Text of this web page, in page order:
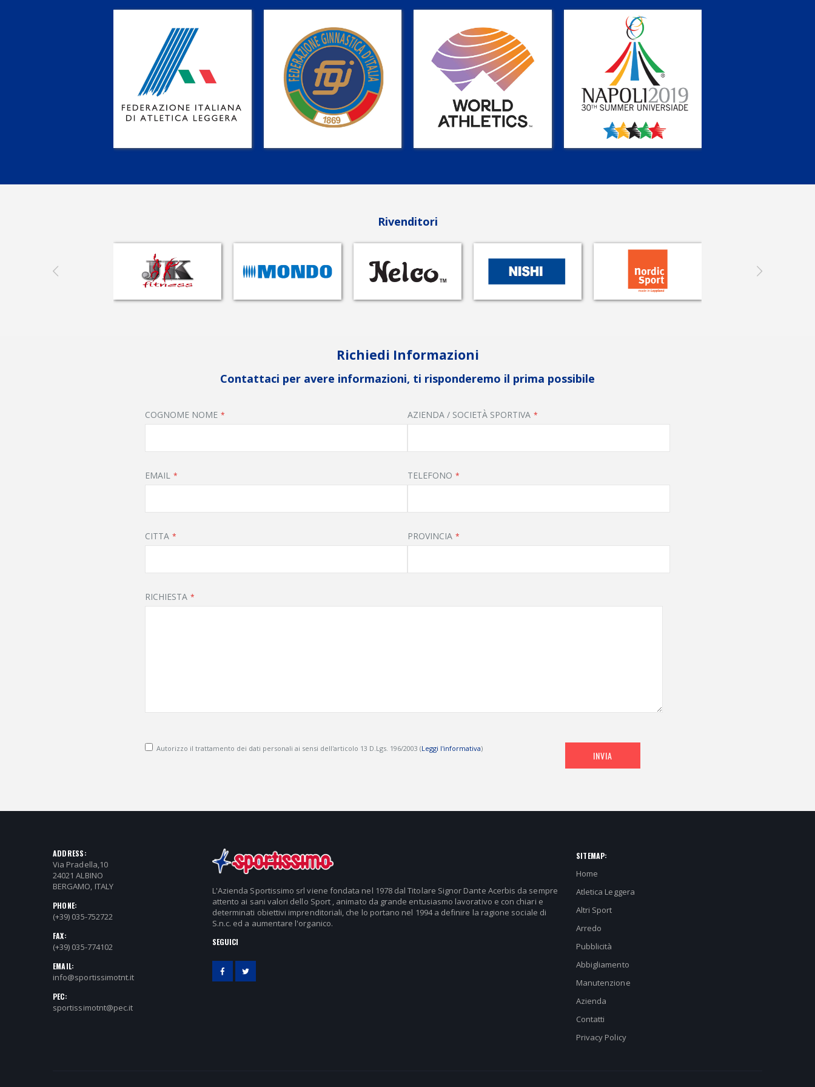
Rivenditori
Richiedi Informazioni
Contattaci per avere informazioni, ti risponderemo il prima possibile
COGNOME NOME AZIENDA / SOCIETÀ SPORTIVA
EMAIL TELEFONO
CITTA PROVINCIA
RICHIESTA
Autorizzo il trattamento dei dati personali ai sensi dell'articolo 13 D.Lgs. 196/2003 (Leggi l'informativa)
INVIA
ADDRESS:
Via Pradella,10
24021 ALBINO
BERGAMO, ITALY
PHONE:
(+39) 035-752722
FAX:
(+39) 035-774102
EMAIL:
info@sportissimotnt.it
PEC:
sportissimotnt@pec.it
L'Azienda Sportissimo srl viene fondata nel 1978 dal Titolare Signor Dante Acerbis da sempre
attento ai sani valori dello Sport , animato da grande entusiasmo lavorativo e con chiari e
determinati obiettivi imprenditoriali, che lo portano nel 1994 a definire la ragione sociale di
S.n.c. ed a aumentare l'organico.
SEGUICI
SITEMAP:
Home
Atletica Leggera
Altri Sport
Arredo
Pubblicità
Abbigliamento
Manutenzione
Azienda
Contatti
Privacy Policy